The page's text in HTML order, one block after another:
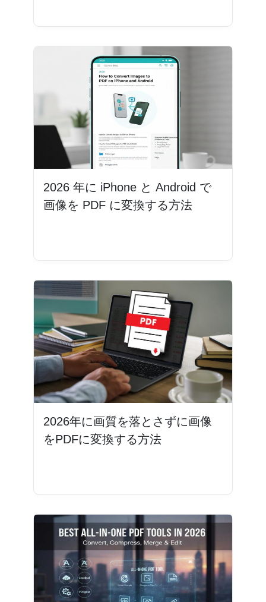
2026 年に iPhone と Android で
画像を PDF に変換する方法
2026年に画質を落とさずに画像
をPDFに変換する方法